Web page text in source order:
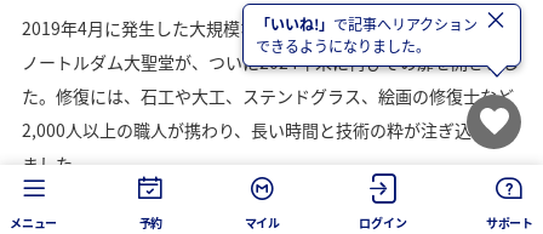
2019年4月に発生した大規模な火災から5年あまり。パリの象徴、
ノートルダム大聖堂が、ついに2024年末に再びその扉を開きまし
た。修復には、石工や大工、ステンドグラス、絵画の修復士など
2,000人以上の職人が携わり、長い時間と技術の粋が注ぎ込まれ
ました。
再建された大聖堂の内部に足を踏み入れると、変化に驚かされま
×
「いいね!」 で記事へリアクション
できるようになりました。
メニュー 予約 マイル ログイン サポート